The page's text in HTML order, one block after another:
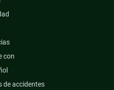
con
de accidentes